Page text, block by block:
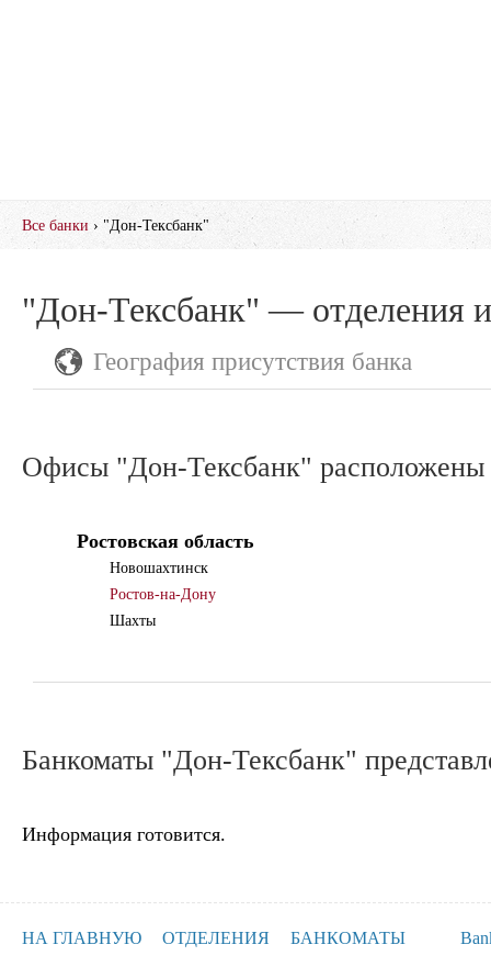
Все банки › "Дон-Тексбанк"
"Дон-Тексбанк" — отделения
География присутствия банка
Офисы "Дон-Тексбанк" расположены
Ростовская область
Новошахтинск
Ростов-на-Дону
Шахты
Банкоматы "Дон-Тексбанк"
Информация готовится.
НА ГЛАВНУЮ ОТДЕЛЕНИЯ БАНКОМАТЫ